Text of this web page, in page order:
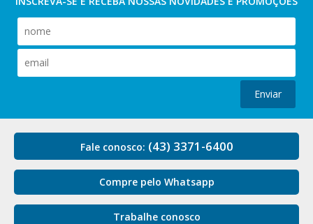
Enviar
Fale conosco: (43) 3371-6400
Compre pelo Whatsapp
Trabalhe conosco